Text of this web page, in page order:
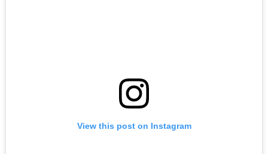
View this post on Instagram